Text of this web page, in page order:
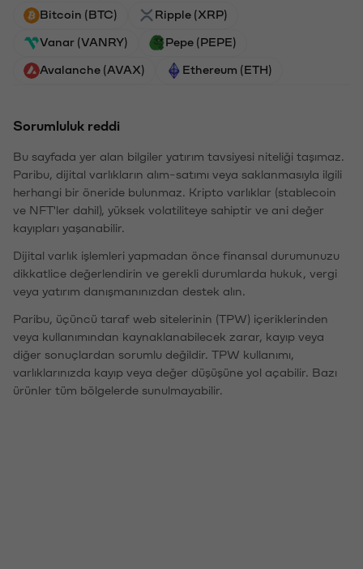
Bitcoin (BTC) Ripple (XRP)
Vanar (VANRY) Pepe (PEPE)
Avalanche (AVAX) Ethereum (ETH)
Sorumluluk reddi
Bu sayfada yer alan bilgiler yatırım tavsiyesi niteliği taşımaz.
Paribu, dijital varlıkların alım-satımı veya saklanmasıyla ilgili
herhangi bir öneride bulunmaz. Kripto varlıklar (stablecoin
ve NFT'ler dahil), yüksek volatiliteye sahiptir ve ani değer
kayıpları yaşanabilir.
Dijital varlık işlemleri yapmadan önce finansal durumunuzu
dikkatlice değerlendirin ve gerekli durumlarda hukuk, vergi
veya yatırım danışmanınızdan destek alın.
Paribu, üçüncü taraf web sitelerinin (TPW) içeriklerinden
veya kullanımından kaynaklanabilecek zarar, kayıp veya
diğer sonuçlardan sorumlu değildir. TPW kullanımı,
varlıklarınızda kayıp veya değer düşüşüne yol açabilir. Bazı
ürünler tüm bölgelerde sunulmayabilir.